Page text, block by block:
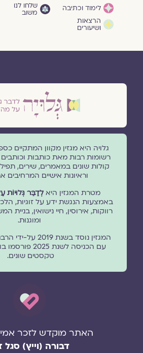
לימוד וכתיבה
הרצאות
ושיעורים
שלחו לנו
משוב
גלויה היא מגזין מקוון המתקיים
רשומות רבות מאת כותבות וכותבים
קולות שונים במאמרים, שירים,
וראיונות אישיים
מטרת המגזין היאלְדַבֵּר
באמצעות הנגשת ידע על זוגיות,
רווקות, אירוסין, חיי נישואין, בניית
ומוגנוּת.
המגזין נוסד בשנת
טקסטים שונים.
האתר מוקדש לזכר
דבורה (וייץ) סגל